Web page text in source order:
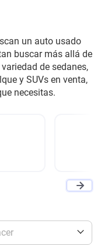
un auto usado
buscar más allá de
de sedanes,
y SUVs en venta,
necesitas.